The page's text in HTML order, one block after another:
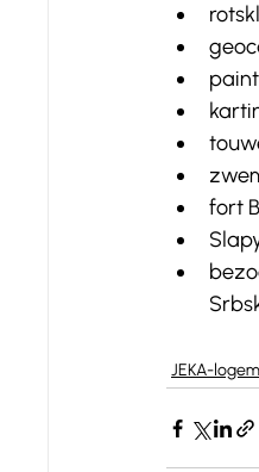
fort
JEKA-